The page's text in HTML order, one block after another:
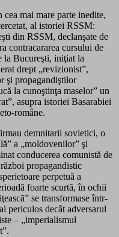
mai mare parte inedite,
al istoriei RSSM:
din RSSM, declanşate de
contracararea cursului de
la Bucureşti, iniţiat la
drept „revizionist”,
şi propagandiştilor
la cunoştinţa maselor” un
asupra istoriei Basarabiei
române.
demnitarii sovietici, o
a „moldovenilor” şi
conducerea comunistă de
propagandistic
perpetuă a
foarte scurtă, în ochii
se transformase într-
periculos decât adversarul
– „imperialismul